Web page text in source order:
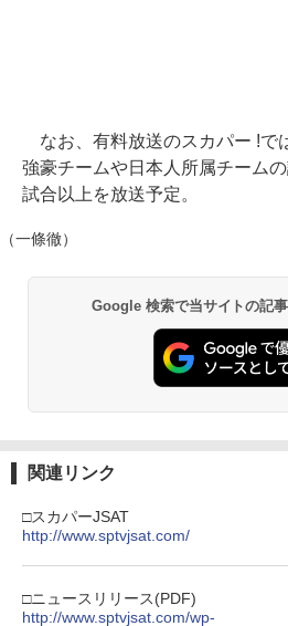
なお、有料放送のスカパー !で
強豪チームや日本人所属チーム
試合以上を放送予定。
（一條徹）
Google 検索で当サイトの記
関連リンク
□スカパーJSAT
http://www.sptvjsat.com/
□ニュースリリース(PDF)
http://www.sptvjsat.com/wp-